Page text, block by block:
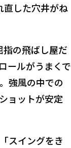
直した穴井がね
の飛ばし屋だ
ールがうまくで
強風の中での
ョットが安定
スイングをき